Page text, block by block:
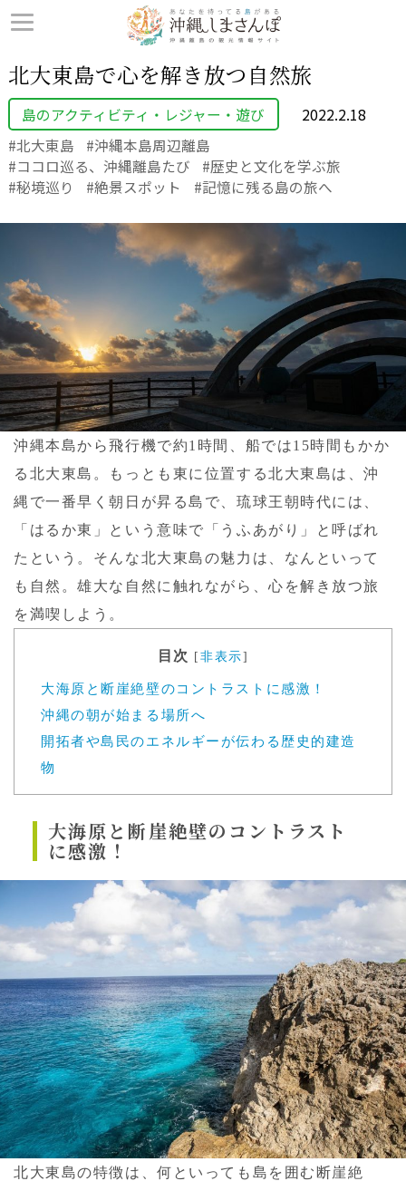
北大東島で心を解き放つ自然旅
島のアクティビティ・レジャー・遊び
2022.2.18
北大東島
沖縄本島周辺離島
ココロ巡る、沖縄離島たび
歴史と文化を学ぶ旅
秘境巡り
絶景スポット 記憶に残る島の旅へ
沖縄本島から飛行機で約1時間、船では15時間もかか
る北大東島。もっとも東に位置する北大東島は、沖
縄で一番早く朝日が昇る島で、琉球王朝時代には、
「はるか東」という意味で「うふあがり」と呼ばれ
たという。そんな北大東島の魅力は、なんといって
も自然。雄大な自然に触れながら、心を解き放つ旅
を満喫しよう。
目次 [非表示]
大海原と断崖絶壁のコントラストに感激！
沖縄の朝が始まる場所へ
開拓者や島民のエネルギーが伝わる歴史的建造
物
大海原と断崖絶壁のコントラスト
に感激！
北大東島の特徴は、何といっても島を囲む断崖絶